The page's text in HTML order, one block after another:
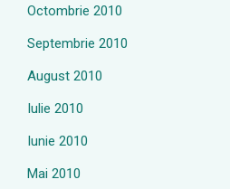
Octombrie 2010
Septembrie 2010
August 2010
Iulie 2010
Iunie 2010
Mai 2010